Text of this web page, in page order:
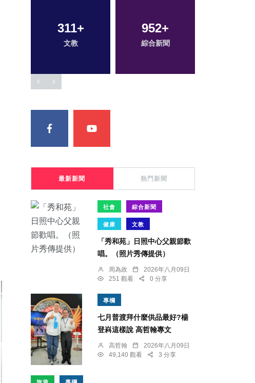
311+
文教
952+
綜合新聞
98+
農業
283+
健康
最新新聞 熱門新聞
社會 綜合新聞
健康 文教
「秀和苑」日照中心父親節歡
唱。（照片秀傳提供）
周為政
2026年八月09日
251 觀看
0 分享
專欄
七月普渡拜什麼供品最好?楊
登嵙這樣說 高哲翰專文
高哲翰
2026年八月09日
49,140 觀看
3 分享